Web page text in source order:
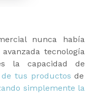
nunca había
tecnología
la capacidad de
tus productos de
simplemente la